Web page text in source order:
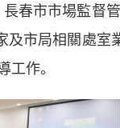
春市市場監督管
及市局相關處室
工作。